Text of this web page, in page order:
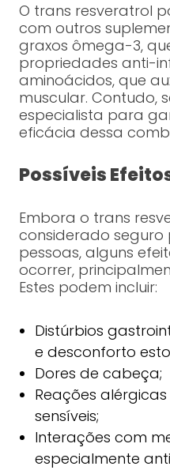
O trans resveratrol
com outros
graxos ômega-3,
propriedades anti-
aminoácidos, que
muscular. Contudo,
especialista para
eficácia dessa
Possíveis
Embora o trans
considerado
pessoas, alguns
ocorrer,
Estes podem incluir:
Distúrbios
e desconforto
Dores de cabeça;
Reações
sensíveis;
Interações com
especialmente